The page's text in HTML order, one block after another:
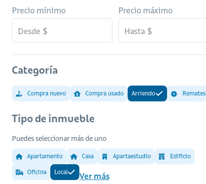
Precio mínimo Precio máximo
Categoría
Compra nuevo Compra usado Arriendo Remates
Tipo de inmueble
Puedes seleccionar más de uno
Apartamento Casa Apartaestudio Edificio
Oficina Local Ver más